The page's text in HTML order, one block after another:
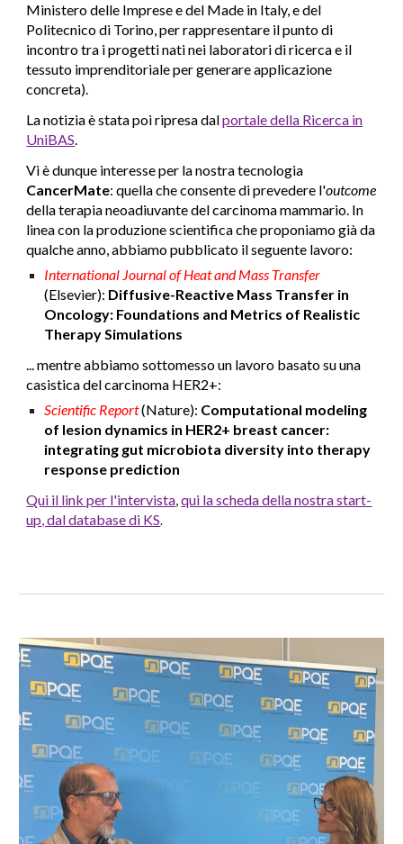
Ministero delle Imprese e del Made in Italy, e del
Politecnico di Torino, per rappresentare il punto di
incontro tra i progetti nati nei laboratori di ricerca e il
tessuto imprenditoriale per generare applicazione
concreta).
La notizia è stata poi ripresa dalportale della Ricerca in
UniBAS.
Vi è dunque interesse per la nostra tecnologia
CancerMate: quella che consente di prevedere l'outcome
della terapia neoadiuvante del carcinoma mammario. In
linea con la produzione scientifica che proponiamo già da
qualche anno, abbiamo pubblicato il seguente lavoro:
International Journal of Heat and Mass Transfer
(Elsevier): Diffusive-Reactive Mass Transfer in
Oncology: Foundations and Metrics of Realistic
Therapy Simulations
... mentre abbiamo sottomesso un lavoro basato su una
casistica del carcinoma HER2+:
Scientific Report(Nature): Computational modeling
of lesion dynamics in HER2+ breast cancer:
integrating gut microbiota diversity into therapy
response prediction
Qui il link per l'intervista,qui la scheda della nostra start-
up, dal database di KS.